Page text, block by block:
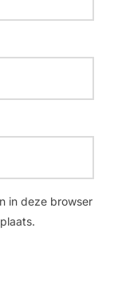
in deze browser